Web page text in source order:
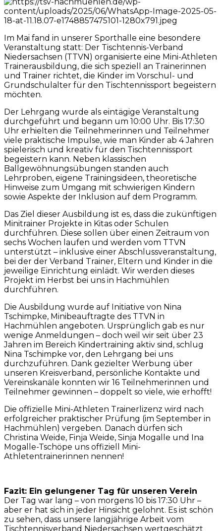
Im Mai fand in unserer Sporthalle eine besondere
Veranstaltung statt: Der Tischtennis-Verband
Niedersachsen (TTVN) organisierte eine Mini-Athleten
Trainerausbildung, die sich spezie ll an Trainerinnen
und Trainer richtet, die Kinder im Vorschul- und
Grundschulalter für den Tischtennissport begeistern
möchten.
Der Lehrgang wurde als eintägige Veranstaltung
durchgeführt und begann um 10:00 Uhr. Bis 17:30
Uhr erhielten die Teilnehmerinnen und Teilnehmer
viele praktische Impulse, wie man Kinder ab 4 Jahren
spielerisch und kreativ für den Tischtennissport
begeistern kann. Neben klassischen
Ballgewöhnungsübungen standen auch
Lehrproben, eigene Trainingsideen, theoretische
Hinweise zum Umgang mit schwierigen Kindern
sowie Aspekte der Inklusion auf dem Programm.
Das Ziel dieser Ausbildung ist es, dass die zukünftigen
Minitrainer Projekte in Kitas oder Schulen
durchführen. Diese sollen über einen Zeitraum von
sechs Wochen laufen und werden vom TTVN
unterstützt – inklusive einer Abschlussveranstaltung,
bei der der Verband Trainer, Eltern und Kinder in die
jeweilige Einrichtung einlädt. Wir werden dieses
Projekt im Herbst bei uns in Hachmühlen
durchführen.
Die Ausbildung wurde auf Initiative von Nina
Tschimpke, Minibeauftragte des TTVN in
Hachmühlen angeboten. Ursprünglich gab es nur
wenige Anmeldungen – doch weil wir seit über 23
Jahren im Bereich Kindertraining aktiv sind, schlug
Nina Tschimpke vor, den Lehrgang bei uns
durchzuführen. Dank gezielter Werbung über
unseren Kreisverband, persönliche Kontakte und
Vereinskanäle konnten wir 16 Teilnehmerinnen und
Teilnehmer gewinnen – doppelt so viele, wie erhofft!
Die offizielle Mini-Athleten Trainerlizenz wird nach
erfolgreicher praktischer Prüfung (im September in
Hachmühlen) vergeben. Danach dürfen sich
Christina Weide, Finja Weide, Sinja Mogalle und Ina
Mogalle-Tschöpe uns offiziell Mini-
Athletentrainerinnen nennen!
Fazit: Ein gelungener Tag für unseren Verein
Der Tag war lang – von morgens 10 bis 17:30 Uhr –
aber er hat sich in jeder Hinsicht gelohnt. Es ist schön
zu sehen, dass unsere langjährige Arbeit vom
Tischtennisverband Niedersachsen wertgeschätzt